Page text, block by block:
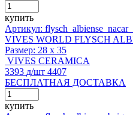
купить
Артикул:
VIVES WORLD FLYSCH
Размер: 28 x 35
VIVES CERAMICA
3393 д/шт 4407
БЕСПЛАТНАЯ ДОСТАВКА
купить